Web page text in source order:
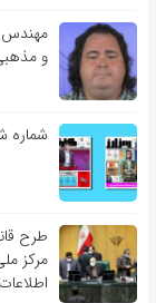
مهندس
و
شماره
طرح
مرکز